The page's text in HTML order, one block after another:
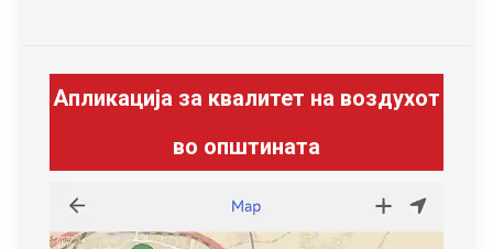
Апликација за квалитет на воздухот
во општината